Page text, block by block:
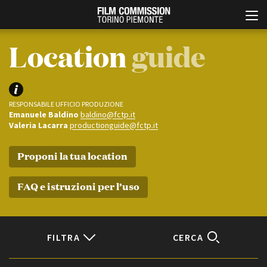
ABOUT
Contatti
Production Days
Avenue Cove - Erasmus +
Guarda che storia!
Locationguide
RESPONSABILE UFFICIO PRODUZIONE
Emanuele Baldino baldino@fctp.it
Valeria Lacarra productionguide@fctp.it
Proponi la tua location
FAQ e istruzioni per l’uso
FILTRA CERCA